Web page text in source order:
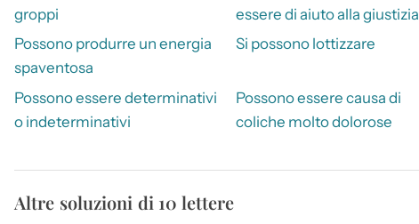
groppi
essere di aiuto alla giustizia
Possono produrre un energia
spaventosa
Si possono lottizzare
Possono essere determinativi
o indeterminativi
Possono essere causa di
coliche molto dolorose
Altre soluzioni di 10 lettere